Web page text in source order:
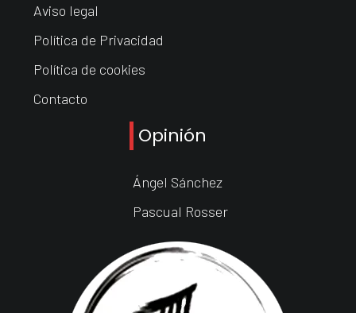
Aviso legal
Política de Privacidad
Política de cookies
Contacto
Opinión
Ángel Sánchez
Pascual Rosser